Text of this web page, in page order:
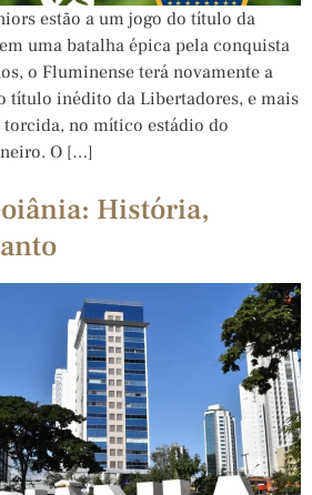
estão a um jogo do título da
uma batalha épica pela conquista
o Fluminense terá novamente a
título inédito da Libertadores, e mais
torcida, no mítico estádio do
O […]
História,